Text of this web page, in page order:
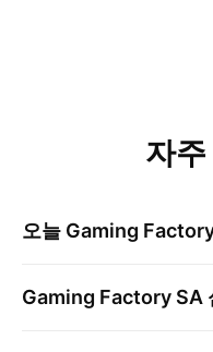
자
오늘 Gaming
Gaming Factory SA